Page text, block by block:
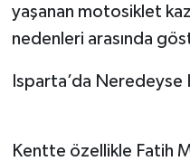
yaşanan motosiklet
nedenleri arasında
Isparta’da Neredeyse
Kentte özellikle Fatih